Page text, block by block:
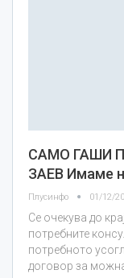
САМО ГАШИ
ЗАЕВ Имаме
Плусинфо 01/12/
Се очекува до
потребните
потребното
договор за